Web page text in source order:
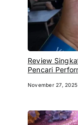
Review
Pencari
November 27, 2025